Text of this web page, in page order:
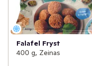
Falafel Fryst
400 g, Zeinas